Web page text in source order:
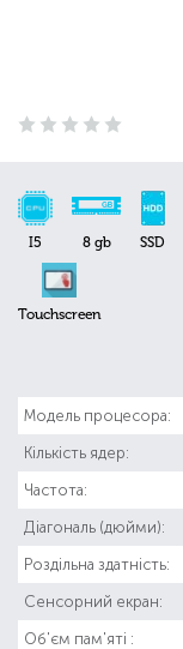
I5 8 gb SSD
Touchscreen
Модель процесора:
Кількість ядер:
Частота:
Діагональ (дюйми):
Роздільна здатність:
Сенсорний екран:
Об'єм пам'яті :